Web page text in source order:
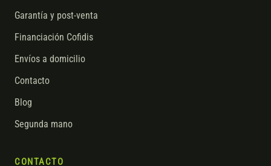
Garantía y post-venta
Financiación Cofidis
Envíos a domicilio
Contacto
Blog
Segunda mano
CONTACTO